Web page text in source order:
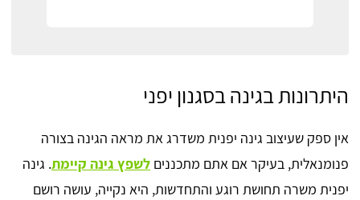
היתרונות בגינה בסגנון יפני
אין ספק שעיצוב גינה יפנית משדרג את מראה הגינה בצורה
פנומנאלית, בעיקר אם אתם מתכננים לשפץ גינה קיימת. גינה
יפנית משרה תחושת רוגע והתחדשות, היא נקייה, עושה רושם